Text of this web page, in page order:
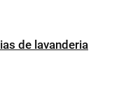
de lavanderia